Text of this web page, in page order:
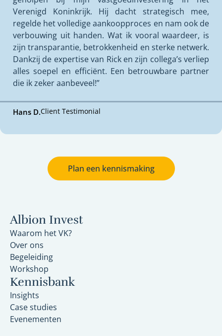
Verenigd Koninkrijk. Hij dacht strategisch mee,
regelde het volledige aankoopproces en nam ook de
verbouwing uit handen. Wat ik vooral waardeer, is
zijn transparantie, betrokkenheid en sterke netwerk.
Dankzij de expertise van Rick en zijn collega’s verliep
alles soepel en efficiënt. Een betrouwbare partner
die ik zeker aanbeveel!”
Hans D.Client Testimonial
Plan een kennismaking
Albion Invest
Waarom het VK?
Over ons
Begeleiding
Workshop
Kennisbank
Insights
Case studies
Evenementen